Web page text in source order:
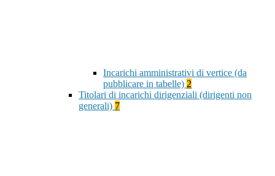
Incarichi amministrativi di vertice (da
pubblicare in tabelle) 2
Titolari di incarichi dirigenziali (dirigenti non
generali) 7